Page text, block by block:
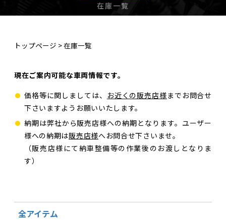
在庫一覧
トップページ >在庫一覧
現在ご案内可能な車両情報です。
価格等に関しましては、
お近くの販売店様までお問合せ
下さいますようお願いいたします。
納期は弊社から販売店様への納期となります。ユーザー
様への納期は販売店様へお問合せ下さいませ。
（販売店様にて納車整備等の作業後のお渡しとなりま
す）
全アイテム